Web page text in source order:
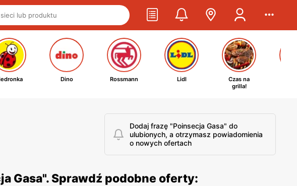
Dino Rossmann Lidl
Czas na
grilla!
Dodaj frazę "Poinsecja Gasa" do
ulubionych, a otrzymasz powiadomienia
o nowych ofertach
Gasa". Sprawdź podobne oferty: